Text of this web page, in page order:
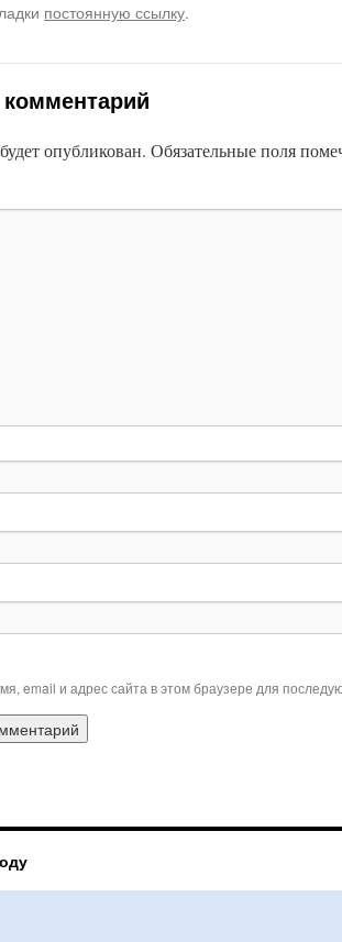
постоянную ссылку.
опубликован. Обязательные поля
email и адрес сайта в этом браузере для